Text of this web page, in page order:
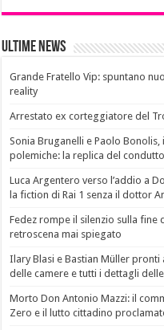
Ultime News
Grande Fratello Vip: spuntano
reality
Arrestato ex corteggiatore del
Sonia Bruganelli e Paolo
polemiche: la replica del
Luca Argentero verso l’addio a
la fiction di Rai 1 senza il dottor
Fedez rompe il silenzio sulla fine
retroscena mai spiegato
Ilary Blasi e Bastian Müller
delle camere e tutti i dettagli
Morto Don Antonio Mazzi: il
Zero e il lutto cittadino